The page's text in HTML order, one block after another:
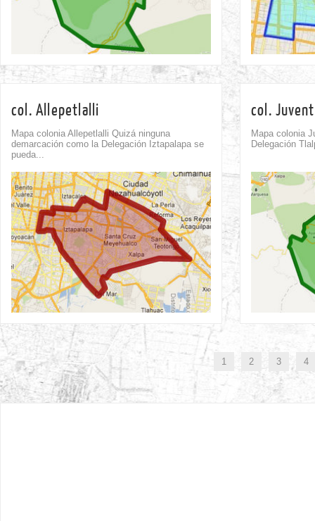
col. Allepetlalli
Mapa colonia Allepetlalli Quizá ninguna
demarcación como la Delegación Iztapalapa se
pueda...
col.
Mapa colonia
Delegación
0
Comment
1 2 3 4